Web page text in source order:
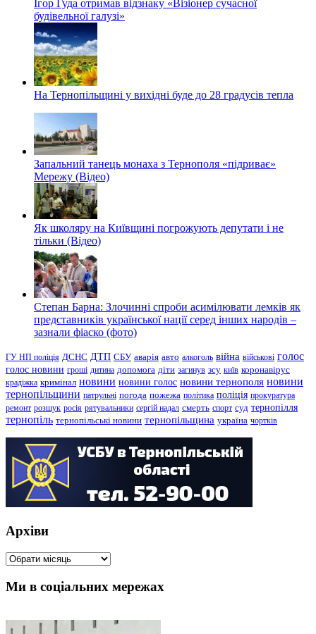
Ігор Гуда отримав відзнаку «Візіонер сучасної
будівельної галузі»
На Тернопільщині у вихідні буде до 28 градусів тепла
Запальний танець монаха з Тернополя «підриває»
Мережу (Відео)
Як школяру на Київщині погрожують депутати і не
тільки (Відео)
Степан Барна: Злочинні спроби асимілювати лемків як
представників української нації серед інших народів –
зазнали фіаско (фото)
ГУ НП поліція ДСНС ДТП СБУ аварія авто алкоголь війна військові голос
голос новини гроші дитина допомога діти загинув зсу київ коронавірус
крадіжка кримінал новини новини голос новини тернополя новини
тернопільщини патрульні погода пожежа політика поліція прокуратура
ремонт розшук росія рятувальники сергій надал смерть спорт суд тернопілля
тернопіль тернопільські новини тернопільщина україна чортків
Архіви
Архіви
Ми в соціальних мережах